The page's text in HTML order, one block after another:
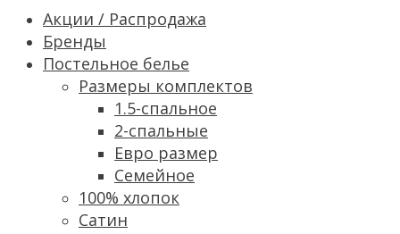
Акции / Распродажа
Бренды
Постельное белье
Размеры комплектов
1.5-спальное
2-спальные
Евро размер
Семейное
100% хлопок
Сатин